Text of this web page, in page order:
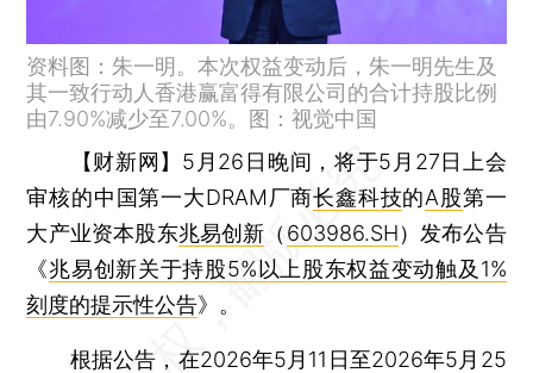
资料图：朱一明。本次权益变动后，朱一明先生及
其一致行动人香港赢富得有限公司的合计持股比例
由7.90%减少至7.00%。图：视觉中国
【财新网】 5月26日晚间，将于5月27日上会
审核的中国第一大DRAM厂商长鑫科技的A股第一
大产业资本股东兆易创新 （ 603986.SH）发布公告
《兆易创新关于持股5%以上股东权益变动触及1%
刻度的提示性公告》。
根据公告，在2026年5月11日至2026年5月25